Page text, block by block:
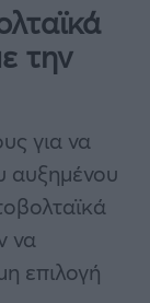
την
για να
αυξημένου
να
επιλογή